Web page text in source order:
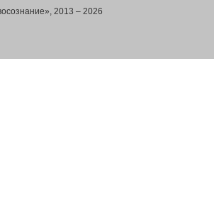
2013 – 2026